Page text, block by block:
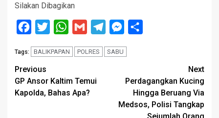
Silakan Dibagikan
Facebook
Twitter WhatsApp
Gmail TelegramMessenger
Tags: BALIKPAPAN POLRES SABU
Post
navigation
Previous
GP Ansor Kaltim Temui
Kapolda, Bahas Apa?
Next
Perdagangkan Kucing
Hingga Beruang Via
Medsos, Polisi Tangkap